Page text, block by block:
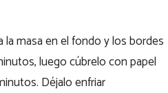
masa en el fondo y los bordes
luego cúbrelo con papel
Déjalo enfriar